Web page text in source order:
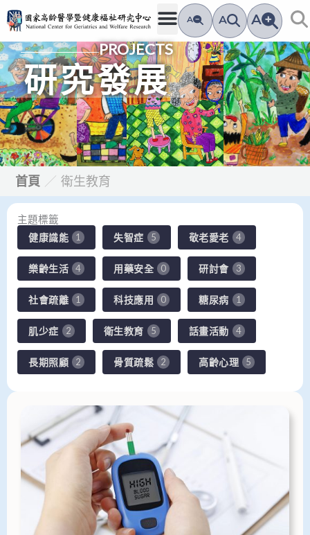
跳
至
主
要
內
容
A A A
PROJECTS
研究發展
首頁 ／ 衛生教育
主題標籤
健康識能
1 失智症 5 敬老愛老 4
樂齡生活 4 用藥安全 0 研討會 3
社會疏離 1 科技應用 0 糖尿病 1
肌少症 2 衛生教育 5 話畫活動 4
長期照顧 2 骨質疏鬆 2 高齡心理 5